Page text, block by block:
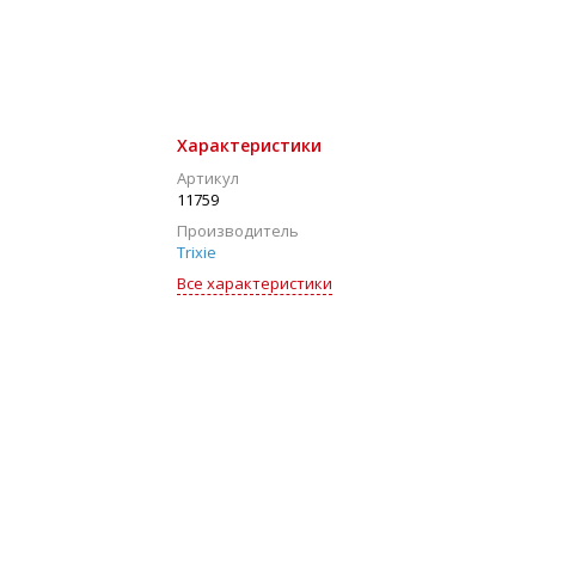
Характеристики
Артикул
11759
Производитель
Trixie
Все характеристики